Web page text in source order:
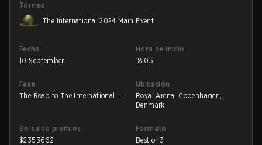
Torneo
The International 2024 Main Event
Fecha
10 September
Hora de inicio
18:05
Fase
The Road to The International -
Ubicación
Royal Arena, Copenhagen,
Denmark
Bolsa de premios
$2353662
Formato
Best of 3